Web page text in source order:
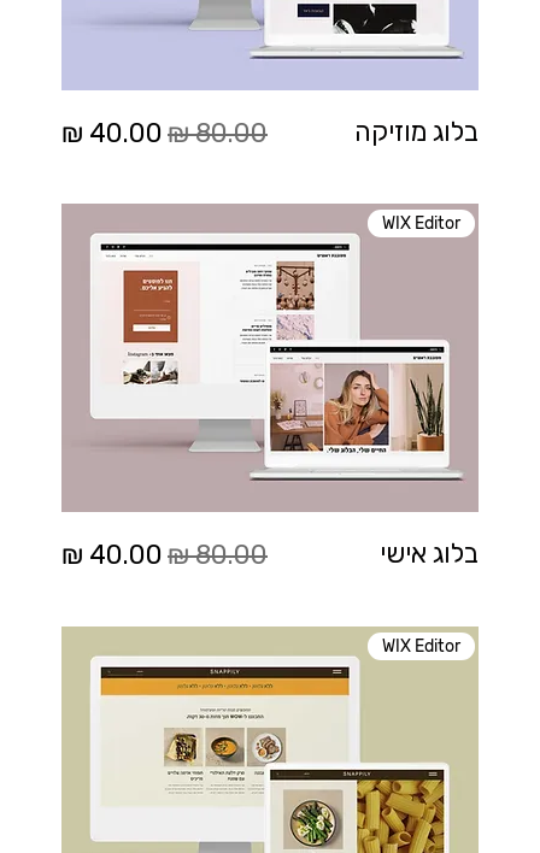
בלוג מוזיקה מחיר רגיל מחיר מבצע
WIX Editor
בלוג אישי מחיר רגיל מחיר מבצע
WIX Editor